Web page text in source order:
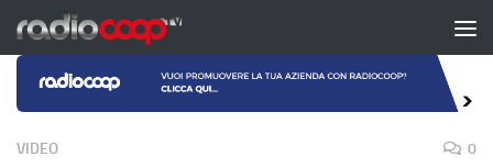
Salta al contenuto
VIDEO 0